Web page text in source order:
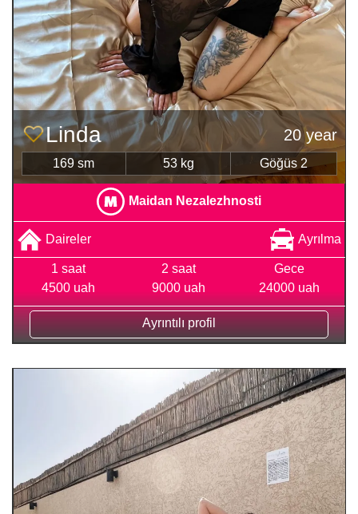
Linda 20 year
169 sm 53 kg Göğüs 2
Maidan Nezalezhnosti
Daireler Ayrılma
1 saat
4500 uah
2 saat
9000 uah
Gece
24000 uah
Ayrıntılı profil